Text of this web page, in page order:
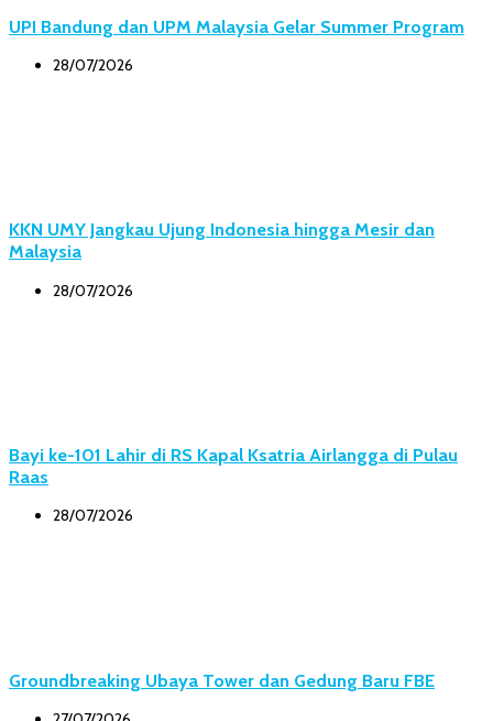
UPI Bandung dan UPM Malaysia Gelar Summer Program
28/07/2026
KKN UMY Jangkau Ujung Indonesia hingga Mesir dan
Malaysia
28/07/2026
Bayi ke-101 Lahir di RS Kapal Ksatria Airlangga di Pulau
Raas
28/07/2026
Groundbreaking Ubaya Tower dan Gedung Baru FBE